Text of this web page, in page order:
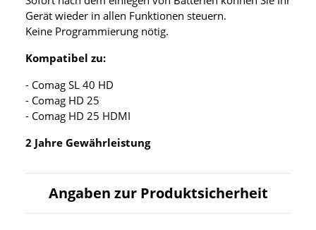
Gerät wieder in allen Funktionen steuern.
Keine Programmierung nötig.
Kompatibel zu:
- Comag SL 40 HD
- Comag HD 25
- Comag HD 25 HDMI
2 Jahre Gewährleistung
Angaben zur Produktsicherheit